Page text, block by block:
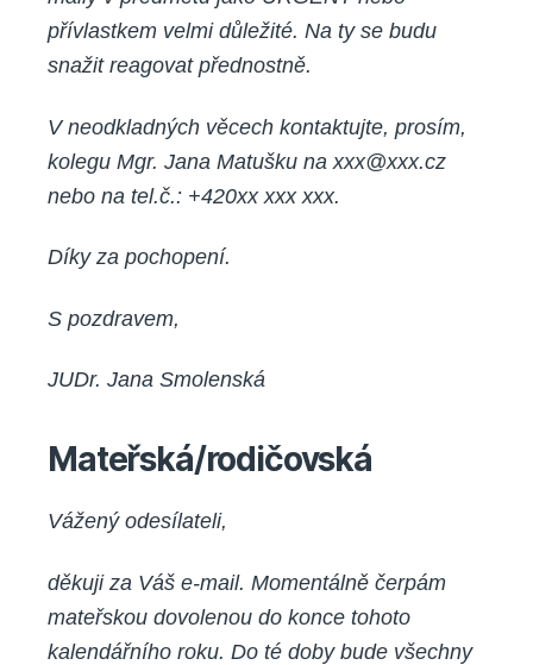
přívlastkem velmi důležité. Na ty se budu
snažit reagovat přednostně.
V neodkladných věcech kontaktujte, prosím,
kolegu Mgr. Jana Matušku na xxx@xxx.cz
nebo na tel.č.: +420xx xxx xxx.
Díky za pochopení.
S pozdravem,
JUDr. Jana Smolenská
Mateřská/rodičovská
Vážený odesílateli,
děkuji za Váš e-mail. Momentálně čerpám
mateřskou dovolenou do konce tohoto
kalendářního roku. Do té doby bude všechny